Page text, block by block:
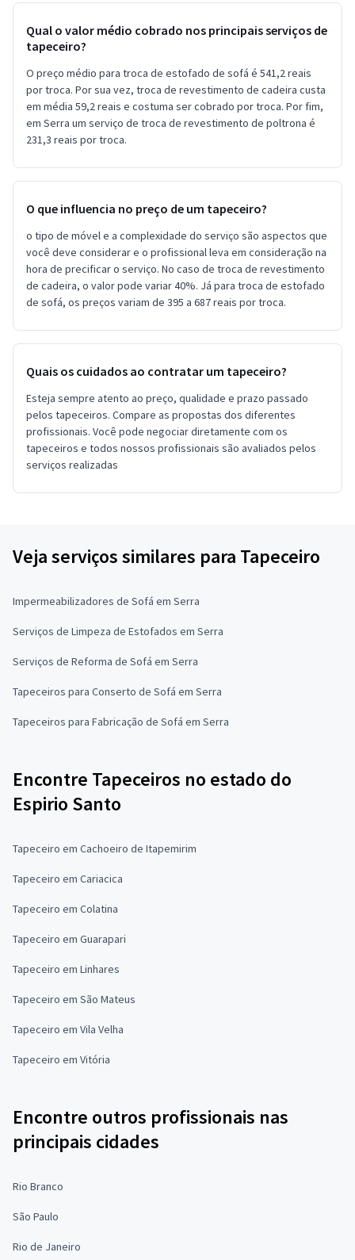
Qual o valor médio cobrado nos principais serviços de
tapeceiro?
O preço médio para troca de estofado de sofá é 541,2 reais
por troca. Por sua vez, troca de revestimento de cadeira custa
em média 59,2 reais e costuma ser cobrado por troca. Por fim,
em Serra um serviço de troca de revestimento de poltrona é
231,3 reais por troca.
O que influencia no preço de um tapeceiro?
o tipo de móvel e a complexidade do serviço são aspectos que
você deve considerar e o profissional leva em consideração na
hora de precificar o serviço. No caso de troca de revestimento
de cadeira, o valor pode variar 40%. Já para troca de estofado
de sofá, os preços variam de 395 a 687 reais por troca.
Quais os cuidados ao contratar um tapeceiro?
Esteja sempre atento ao preço, qualidade e prazo passado
pelos tapeceiros. Compare as propostas dos diferentes
profissionais. Você pode negociar diretamente com os
tapeceiros e todos nossos profissionais são avaliados pelos
serviços realizadas
Veja serviços similares para Tapeceiro
Impermeabilizadores de Sofá em Serra
Serviços de Limpeza de Estofados em Serra
Serviços de Reforma de Sofá em Serra
Tapeceiros para Conserto de Sofá em Serra
Tapeceiros para Fabricação de Sofá em Serra
Encontre Tapeceiros no estado do
Espirio Santo
Tapeceiro em Cachoeiro de Itapemirim
Tapeceiro em Cariacica
Tapeceiro em Colatina
Tapeceiro em Guarapari
Tapeceiro em Linhares
Tapeceiro em São Mateus
Tapeceiro em Vila Velha
Tapeceiro em Vitória
Encontre outros profissionais nas
principais cidades
Rio Branco
São Paulo
Rio de Janeiro